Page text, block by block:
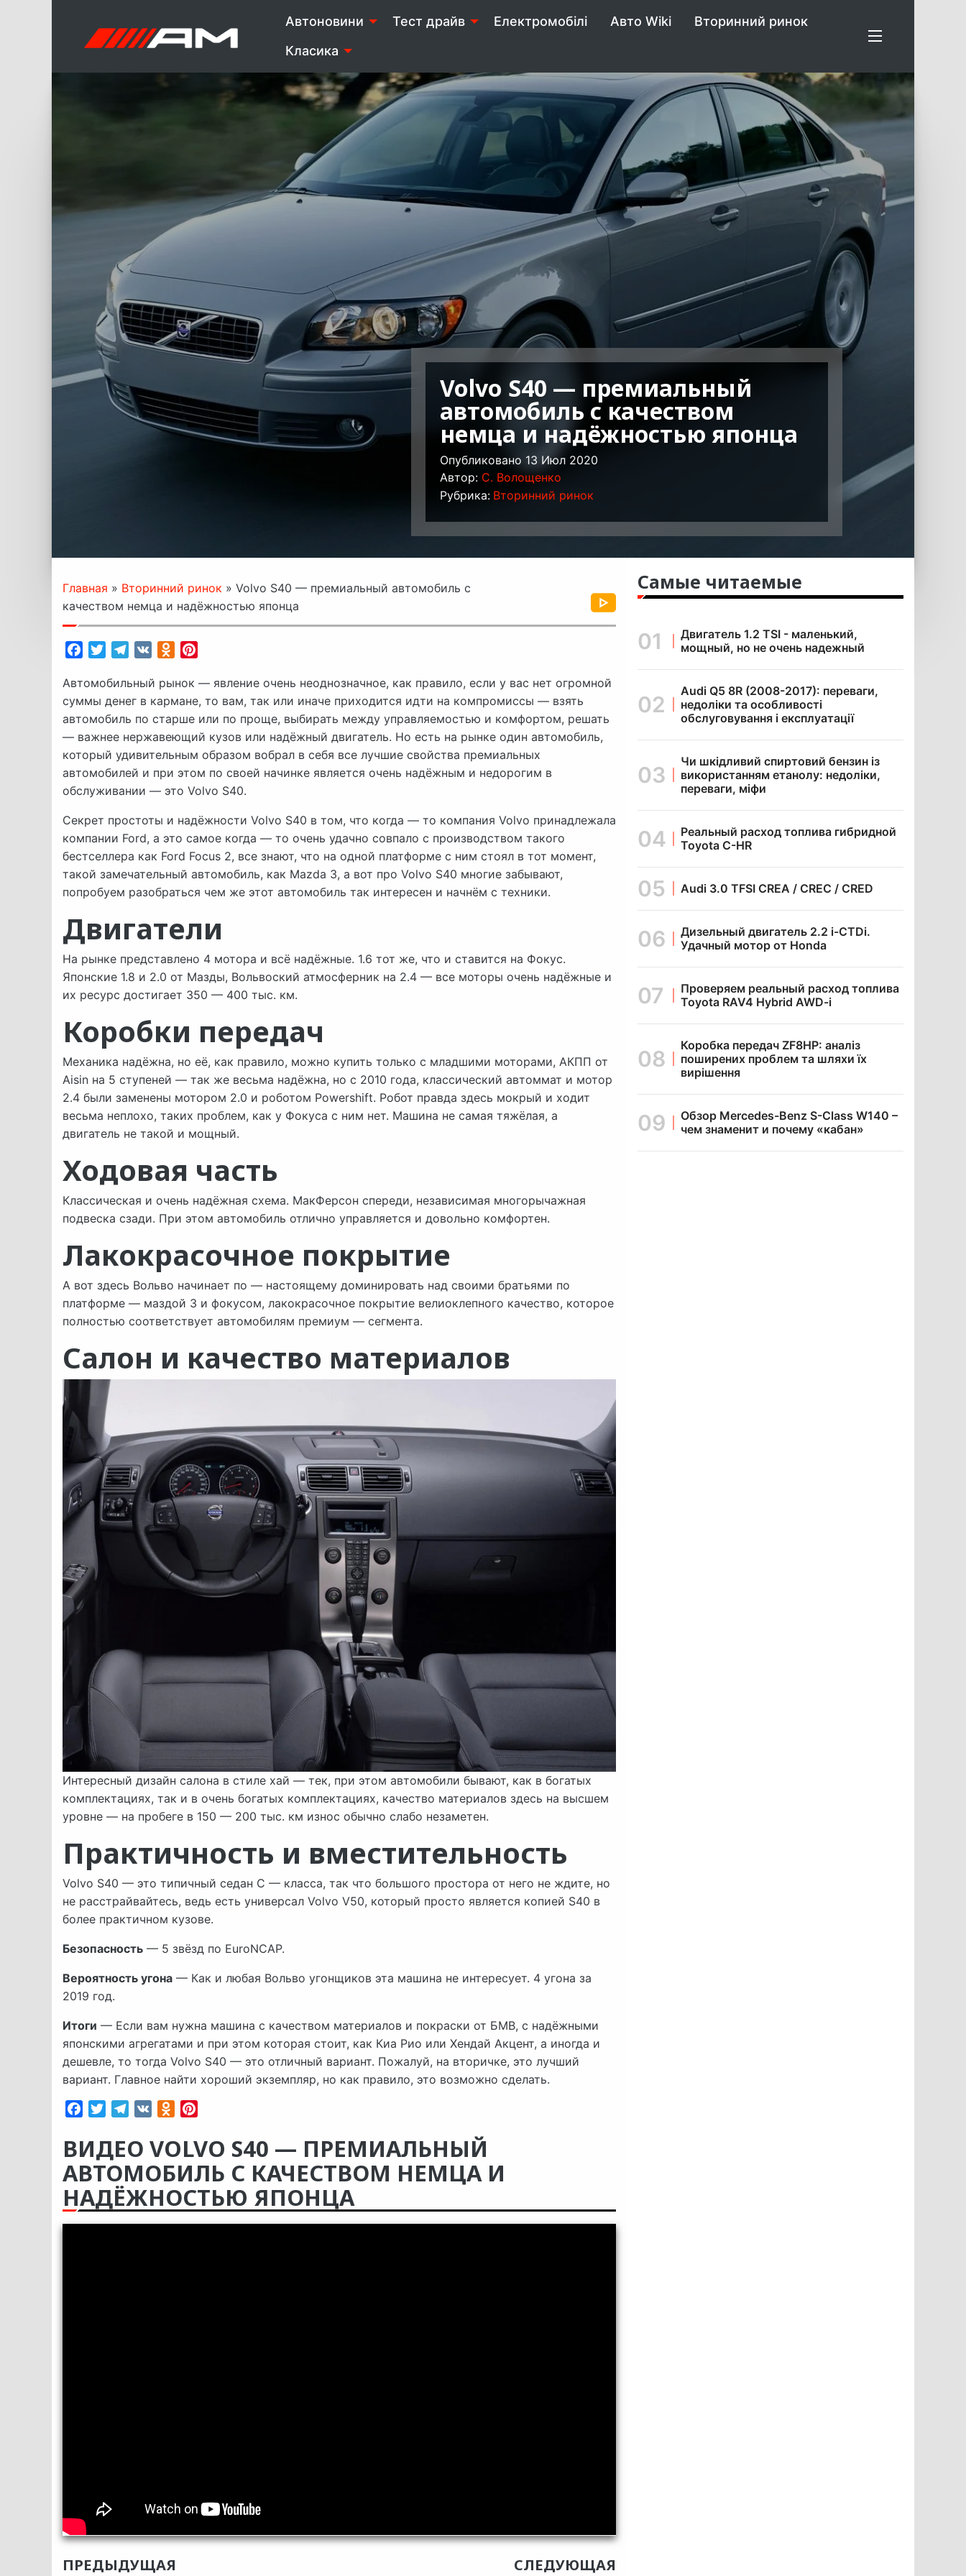
Автоновини Тест драйв Електромобілі Авто Wiki
Вторинний ринок
Класика
Volvo S40 — премиальный
автомобиль с качеством
немца и надёжностью японца
Опубликовано 13 Июл 2020
Автор: C. Волощенко
Рубрика: Вторинний ринок
Главная » Вторинний ринок » Volvo S40 — премиальный автомобиль с
качеством немца и надёжностью японца
FacebookTwitterTelegram
VK Odnoklassniki
Автомобильный рынок — явление очень неоднозначное, как правило, если у вас нет огромной
суммы денег в кармане, то вам, так или иначе приходится идти на компромиссы — взять
автомобиль по старше или по проще, выбирать между управляемостью и комфортом, решать
— важнее нержавеющий кузов или надёжный двигатель. Но есть на рынке один автомобиль,
который удивительным образом вобрал в себя все лучшие свойства премиальных
автомобилей и при этом по своей начинке является очень надёжным и недорогим в
обслуживании — это Volvo S40.
Секрет простоты и надёжности Volvo S40 в том, что когда — то компания Volvo принадлежала
компании Ford, а это самое когда — то очень удачно совпало с производством такого
бестселлера как Ford Focus 2, все знают, что на одной платформе с ним стоял в тот момент,
такой замечательный автомобиль, как Mazda 3, а вот про Volvo S40 многие забывают,
попробуем разобраться чем же этот автомобиль так интересен и начнём с техники.
Двигатели
На рынке представлено 4 мотора и всё надёжные. 1.6 тот же, что и ставится на Фокус.
Японские 1.8 и 2.0 от Мазды, Вольвоский атмосферник на 2.4 — все моторы очень надёжные и
их ресурс достигает 350 — 400 тыс. км.
Коробки передач
Механика надёжна, но её, как правило, можно купить только с младшими моторами, АКПП от
Aisin на 5 ступеней — так же весьма надёжна, но с 2010 года, классический автоммат и мотор
2.4 были заменены мотором 2.0 и роботом Powershift. Робот правда здесь мокрый и ходит
весьма неплохо, таких проблем, как у Фокуса с ним нет. Машина не самая тяжёлая, а
двигатель не такой и мощный.
Ходовая часть
Классическая и очень надёжная схема. МакФерсон спереди, независимая многорычажная
подвеска сзади. При этом автомобиль отлично управляется и довольно комфортен.
Лакокрасочное покрытие
А вот здесь Вольво начинает по — настоящему доминировать над своими братьями по
платформе — маздой 3 и фокусом, лакокрасочное покрытие велиоклепного качество, которое
полностью соответствует автомобилям премиум — сегмента.
Салон и качество материалов
Интересный дизайн салона в стиле хай — тек, при этом автомобили бывают, как в богатых
комплектациях, так и в очень богатых комплектациях, качество материалов здесь на высшем
уровне — на пробеге в 150 — 200 тыс. км износ обычно слабо незаметен.
Практичность и вместительность
Volvo S40 — это типичный седан С — класса, так что большого простора от него не ждите, но
не расстрайвайтесь, ведь есть универсал Volvo V50, который просто является копией S40 в
более практичном кузове.
Безопасность — 5 звёзд по EuroNCAP.
Вероятность угона — Как и любая Вольво угонщиков эта машина не интересует. 4 угона за
2019 год.
Итоги — Если вам нужна машина с качеством материалов и покраски от БМВ, с надёжными
японскими агрегатами и при этом которая стоит, как Киа Рио или Хендай Акцент, а иногда и
дешевле, то тогда Volvo S40 — это отличный вариант. Пожалуй, на вторичке, это лучший
вариант. Главное найти хороший экземпляр, но как правило, это возможно сделать.
FacebookTwitterTelegram
VK Odnoklassniki
ВИДЕО VOLVO S40 — ПРЕМИАЛЬНЫЙ
АВТОМОБИЛЬ С КАЧЕСТВОМ НЕМЦА И
НАДЁЖНОСТЬЮ ЯПОНЦА
ПРЕДЫДУЩАЯ СЛЕДУЮЩАЯ
Самые читаемые
Двигатель 1.2 TSI - маленький,
мощный, но не очень надежный
Audi Q5 8R (2008-2017): переваги,
недоліки та особливості
обслуговування і експлуатації
Чи шкідливий спиртовий бензин із
використанням етанолу: недоліки,
переваги, міфи
Реальный расход топлива гибридной
Toyota C-HR
Audi 3.0 TFSI CREA / CREC / CRED
Дизельный двигатель 2.2 i-CTDi.
Удачный мотор от Honda
Проверяем реальный расход топлива
Toyota RAV4 Hybrid AWD-i
Коробка передач ZF8HP: аналіз
поширених проблем та шляхи їх
вирішення
Обзор Mercedes-Benz S-Class W140 –
чем знаменит и почему «кабан»